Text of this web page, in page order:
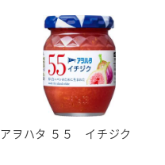
アヲハタ ５５ イチジク